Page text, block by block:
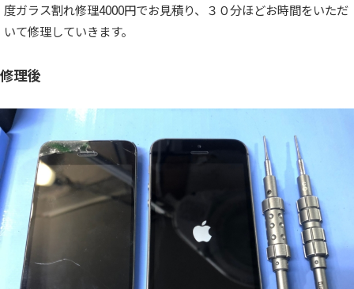
度ガラス割れ修理4000円でお見積り、３０分ほどお時間をいただ
いて修理していきます。
修理後